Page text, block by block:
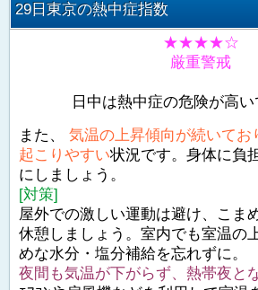
29日東京の熱中症指数
★★★★☆
厳重警戒
日中は熱中症の危険が高い
また、 気温の上昇傾向が続いてお
起こりやすい状況です。身体に負
にしましょう。
[対策]
屋外での激しい運動は避け、こま
休憩しましょう。室内でも室温の
めな水分・塩分補給を忘れずに。
夜間も気温が下がらず、熱帯夜と